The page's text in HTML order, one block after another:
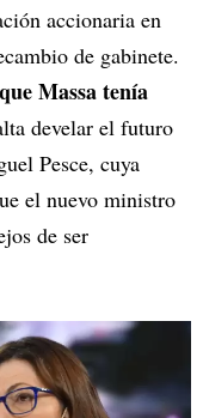
accionaria en
de gabinete.
Massa tenía
develar el futuro
Pesce, cuya
el nuevo ministro
de ser